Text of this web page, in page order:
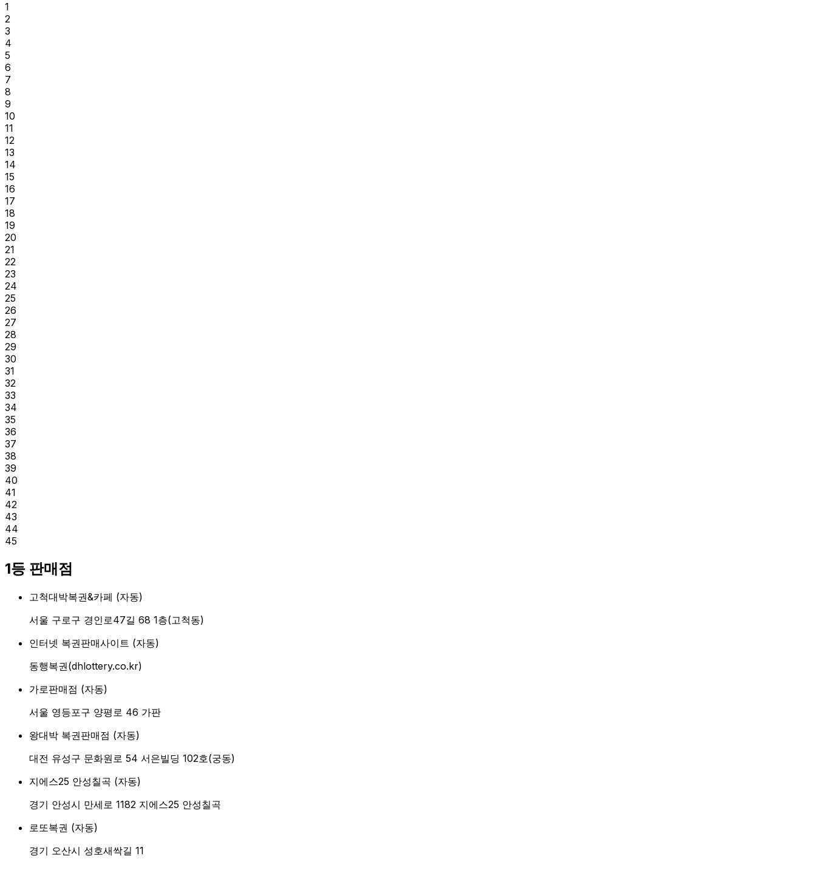
1
2
3
4
5
6
7
8
9
10
11
12
13
14
15
16
17
18
19
20
21
22
23
24
25
26
27
28
29
30
31
32
33
34
35
36
37
38
39
40
41
42
43
44
45
1등 판매점
고척대박복권&카페 (자동)
서울 구로구 경인로47길 68 1층(고척동)
인터넷 복권판매사이트 (자동)
동행복권(dhlottery.co.kr)
가로판매점 (자동)
서울 영등포구 양평로 46 가판
왕대박 복권판매점 (자동)
대전 유성구 문화원로 54 서은빌딩 102호(궁동)
지에스25 안성칠곡 (자동)
경기 안성시 만세로 1182 지에스25 안성칠곡
로또복권 (자동)
경기 오산시 성호새싹길 11